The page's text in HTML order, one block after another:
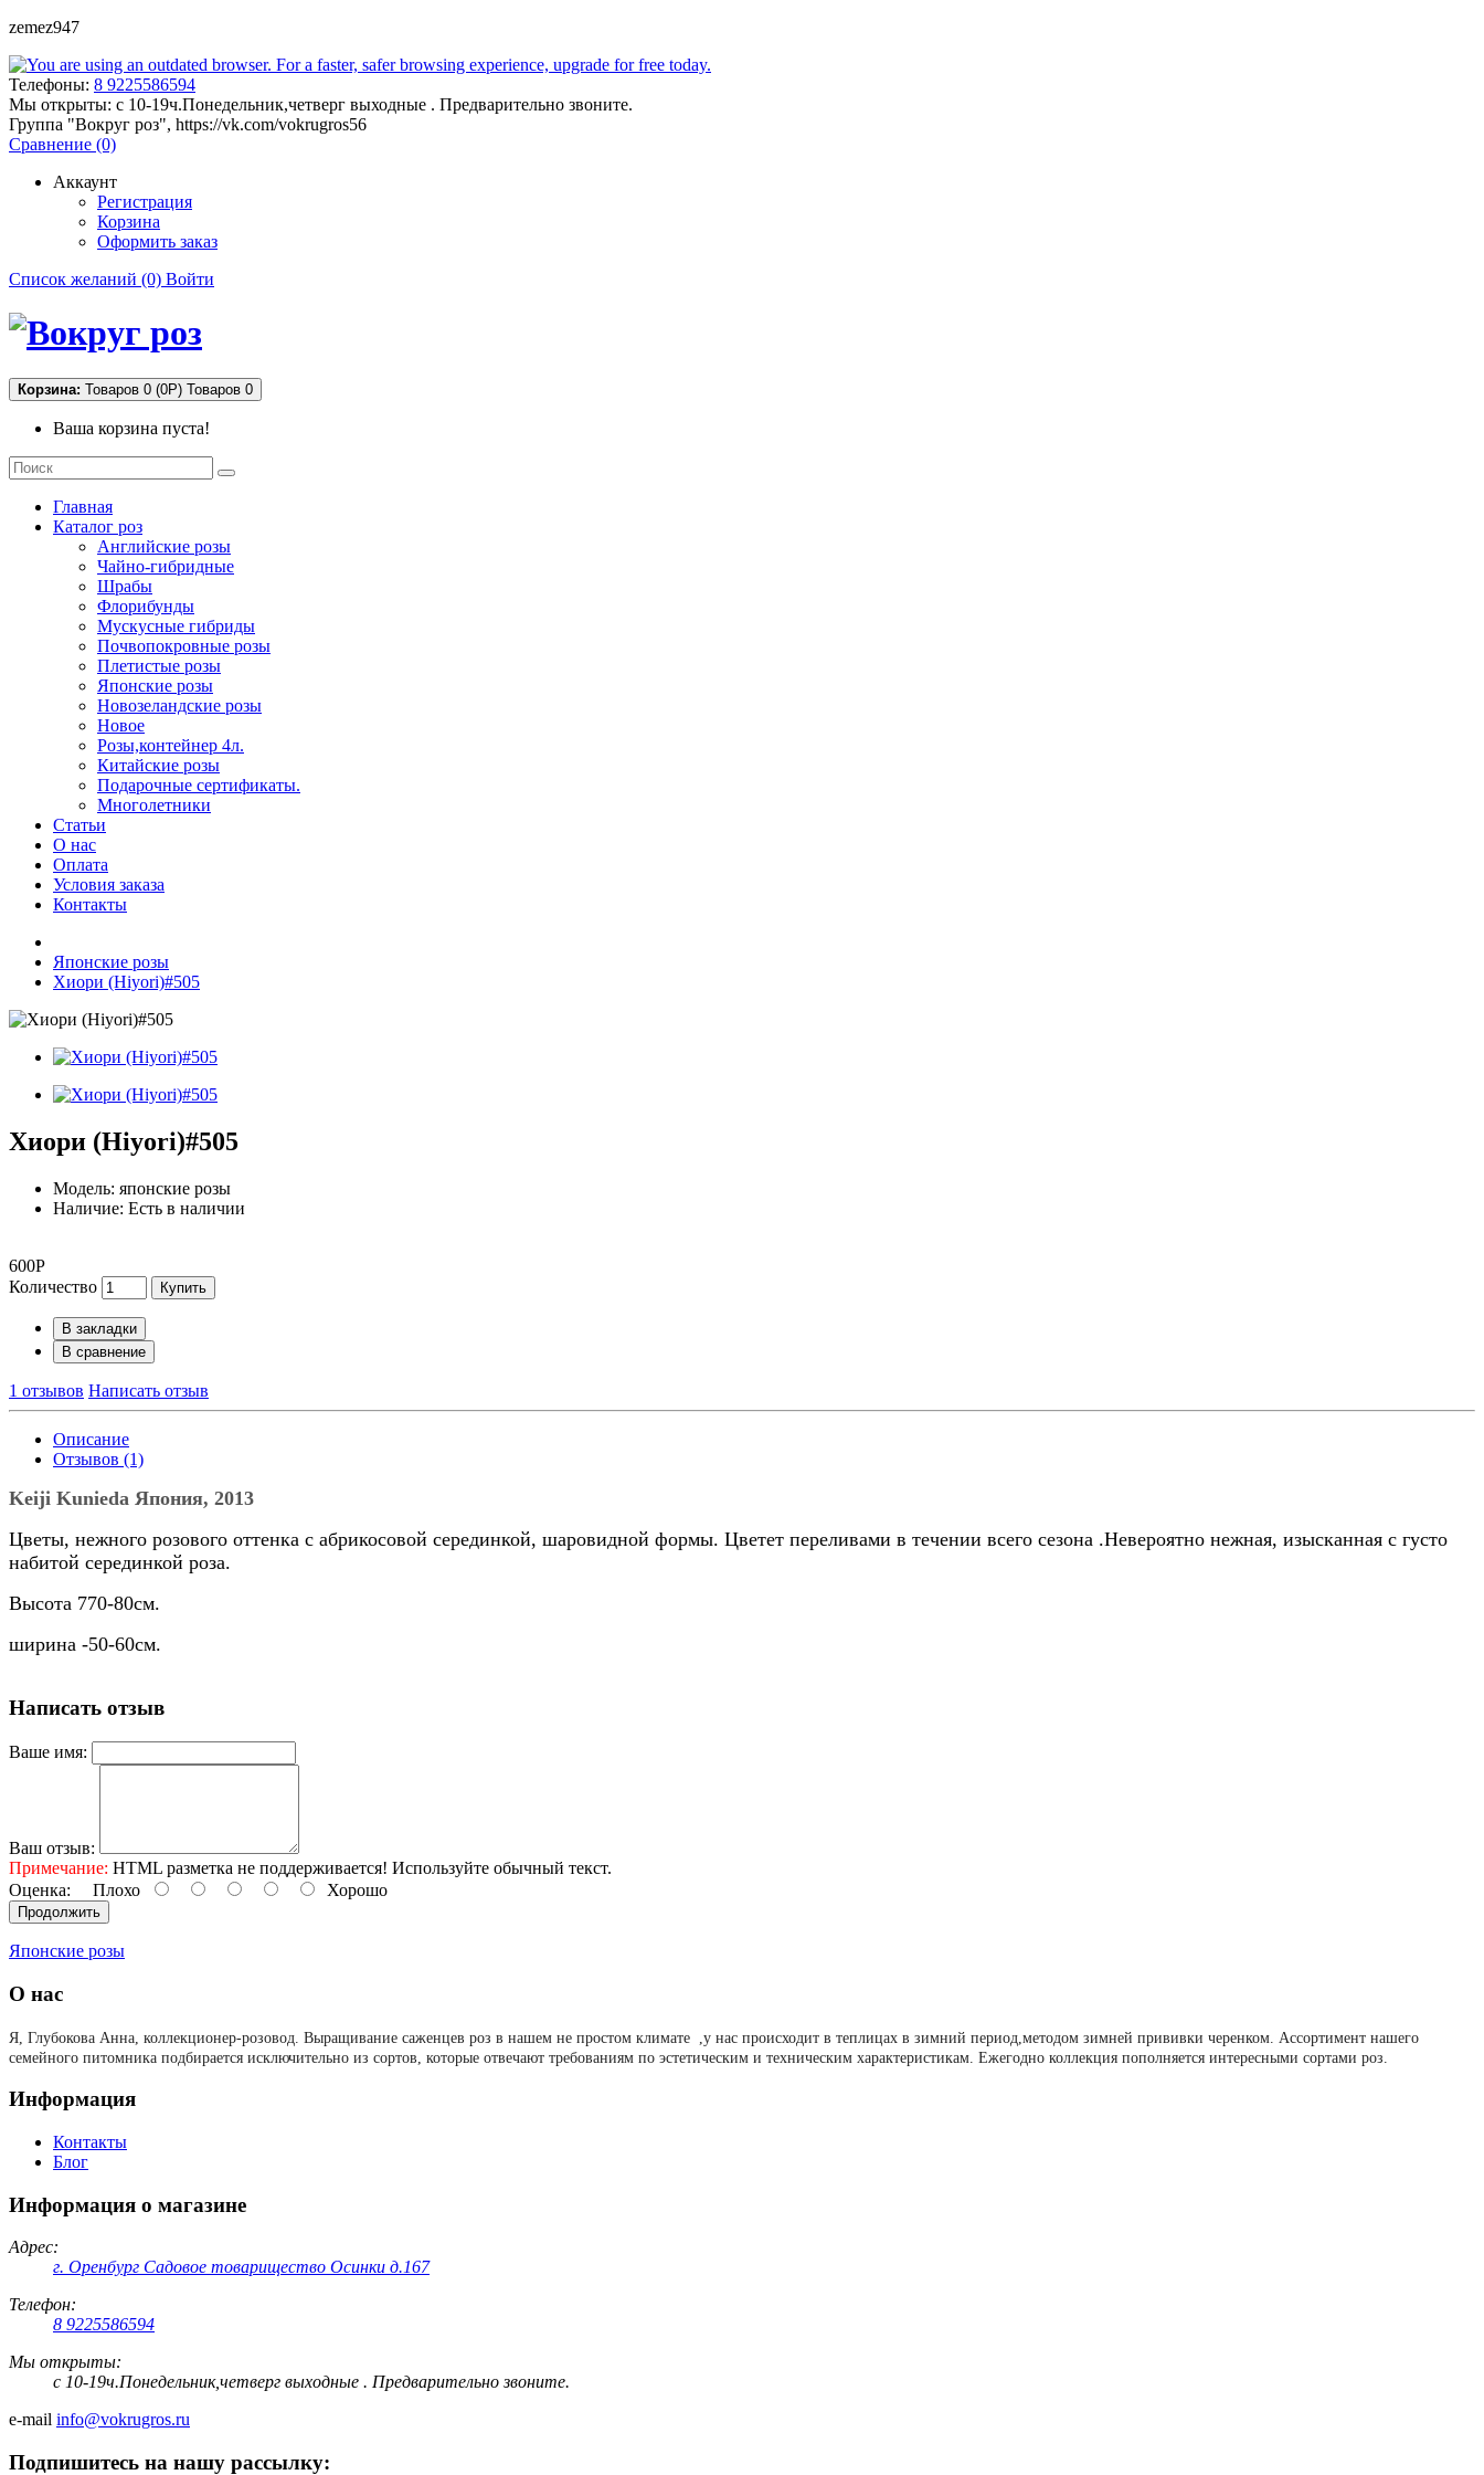
zemez947
Телефоны: 8 9225586594
Мы открыты: с 10-19ч.Понедельник,четверг выходные . Предварительно звоните.
Группа "Вокруг роз", https://vk.com/vokrugros56
Сравнение (0)
Аккаунт
Регистрация
Корзина
Оформить заказ
Список желаний (0) Войти
Корзина: Товаров 0 (0Р) Товаров 0
Ваша корзина пуста!
Главная
Каталог роз
Английские розы
Чайно-гибридные
Шрабы
Флорибунды
Мускусные гибриды
Почвопокровные розы
Плетистые розы
Японские розы
Новозеландские розы
Новое
Розы,контейнер 4л.
Китайские розы
Подарочные сертификаты.
Многолетники
Статьи
О нас
Оплата
Условия заказа
Контакты
Японские розы
Хиори (Hiyori)#505
Хиори (Hiyori)#505
Модель: японские розы
Наличие: Есть в наличии
600Р
Количество
Купить
В закладки
В сравнение
1 отзывов Написать отзыв
Описание
Отзывов (1)
Keiji Kunieda Япония, 2013
Цветы, нежного розового оттенка с абрикосовой серединкой, шаровидной формы. Цветет переливами в течении всего сезона .Невероятно нежная, изысканная с густо
набитой серединкой роза.
Высота 770-80см.
ширина -50-60см.
Написать отзыв
Ваше имя:
Ваш отзыв:
Примечание: HTML разметка не поддерживается! Используйте обычный текст.
Оценка: Плохо Хорошо
Продолжить
Японские розы
О нас
Я, Глубокова Анна, коллекционер-розовод. Выращивание саженцев роз в нашем не простом климате ,у нас происходит в теплицах в зимний период,методом зимней прививки черенком. Ассортимент нашего
семейного питомника подбирается исключительно из сортов, которые отвечают требованиям по эстетическим и техническим характеристикам. Ежегодно коллекция пополняется интересными сортами роз.
Информация
Контакты
Блог
Информация о магазине
Адрес:
г. Оренбург Садовое товарищество Осинки д.167
Телефон:
8 9225586594
Мы открыты:
с 10-19ч.Понедельник,четверг выходные . Предварительно звоните.
e-mail info@vokrugros.ru
Подпишитесь на нашу рассылку: